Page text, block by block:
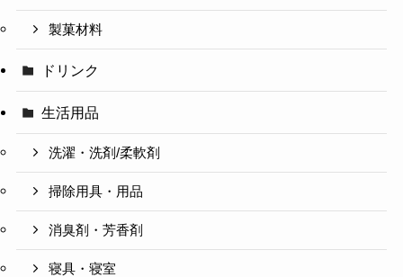
製菓材料
ドリンク
生活用品
洗濯・洗剤/柔軟剤
掃除用具・用品
消臭剤・芳香剤
寝具・寝室